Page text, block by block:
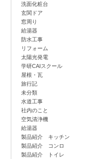
洗面化粧台
玄関ドア
窓周り
給湯器
防水工事
リフォーム
太陽光発電
学研CAIスクール
屋根・瓦
旅行記
未分類
水道工事
社内のこと
空気清浄機
給湯器
製品紹介 キッチン
製品紹介 コンロ
製品紹介 トイレ